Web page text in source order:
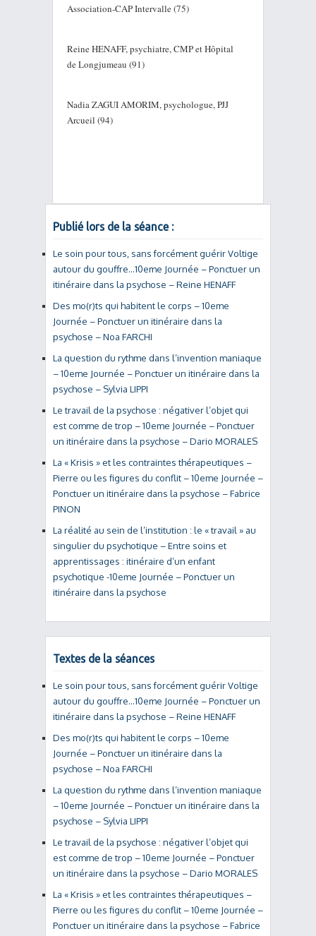
Association-CAP Intervalle (75)
Reine HENAFF, psychiatre, CMP et Hôpital
de Longjumeau (91)
Nadia ZAGUI AMORIM, psychologue, PJJ
Arcueil (94)
Publié lors de la séance :
Le soin pour tous, sans forcément guérir Voltige
autour du gouffre…10eme Journée – Ponctuer un
itinéraire dans la psychose – Reine HENAFF
Des mo(r)ts qui habitent le corps – 10eme
Journée – Ponctuer un itinéraire dans la
psychose – Noa FARCHI
La question du rythme dans l’invention maniaque
– 10eme Journée – Ponctuer un itinéraire dans la
psychose – Sylvia LIPPI
Le travail de la psychose : négativer l’objet qui
est comme de trop – 10eme Journée – Ponctuer
un itinéraire dans la psychose – Dario MORALES
La « Krisis » et les contraintes thérapeutiques –
Pierre ou les figures du conflit – 10eme Journée –
Ponctuer un itinéraire dans la psychose – Fabrice
PINON
La réalité au sein de l’institution : le « travail » au
singulier du psychotique – Entre soins et
apprentissages : itinéraire d’un enfant
psychotique -10eme Journée – Ponctuer un
itinéraire dans la psychose
Textes de la séances
Le soin pour tous, sans forcément guérir Voltige
autour du gouffre…10eme Journée – Ponctuer un
itinéraire dans la psychose – Reine HENAFF
Des mo(r)ts qui habitent le corps – 10eme
Journée – Ponctuer un itinéraire dans la
psychose – Noa FARCHI
La question du rythme dans l’invention maniaque
– 10eme Journée – Ponctuer un itinéraire dans la
psychose – Sylvia LIPPI
Le travail de la psychose : négativer l’objet qui
est comme de trop – 10eme Journée – Ponctuer
un itinéraire dans la psychose – Dario MORALES
La « Krisis » et les contraintes thérapeutiques –
Pierre ou les figures du conflit – 10eme Journée –
Ponctuer un itinéraire dans la psychose – Fabrice